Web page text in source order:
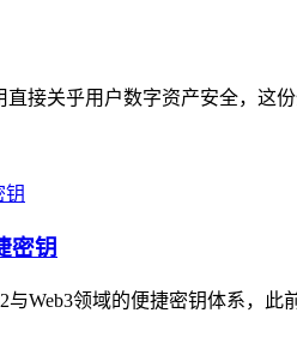
接关乎用户数字资产安全，
密钥
Web3领域的便捷密钥体系，